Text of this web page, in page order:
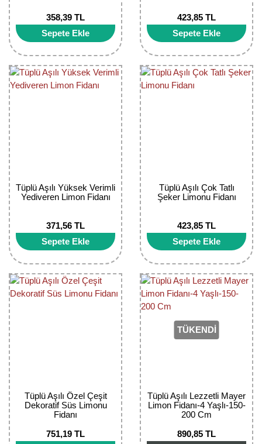
358,39 TL
Sepete Ekle
423,85 TL
Sepete Ekle
Tüplü Aşılı Yüksek Verimli
Yediveren Limon Fidanı
371,56 TL
Sepete Ekle
Tüplü Aşılı Çok Tatlı
Şeker Limonu Fidanı
423,85 TL
Sepete Ekle
Tüplü Aşılı Özel Çeşit
Dekoratif Süs Limonu
Fidanı
751,19 TL
TÜKENDİ
Tüplü Aşılı Lezzetli Mayer
Limon Fidanı-4 Yaşlı-150-
200 Cm
890,85 TL